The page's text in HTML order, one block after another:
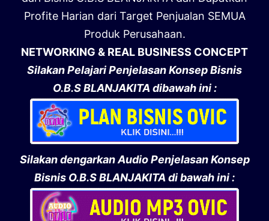
Profite Harian dari Target Penjualan SEMUA
Produk Perusahaan.
NETWORKING & REAL BUSINESS CONCEPT
Silakan Pelajari Penjelasan Konsep Bisnis
O.B.S BLANJAKITA dibawah ini :
Silakan dengarkan Audio Penjelasan Konsep
Bisnis O.B.S BLANJAKITA di bawah ini :